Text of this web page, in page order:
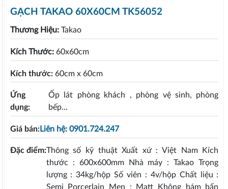
GẠCH TAKAO 60X60CM TK56052
Thương Hiệu: Takao
Kích Thước: 60x60cm
Kích thước: 60cm x 60cm
Ứng
dụng:
Ốp lát phòng khách , phòng vệ sinh, phòng
bếp...
Giá bán:Liên hệ: 0901.724.247
Đặc điểm:Thông số kỹ thuật Xuất xứ : Việt Nam Kích
thước : 600x600mm Nhà máy : Takao Trọng
lượng : 34kg/hộp Số viên : 4v/hộp Chất liệu :
Semi Porcerlain Men : Matt Không bám bẩn